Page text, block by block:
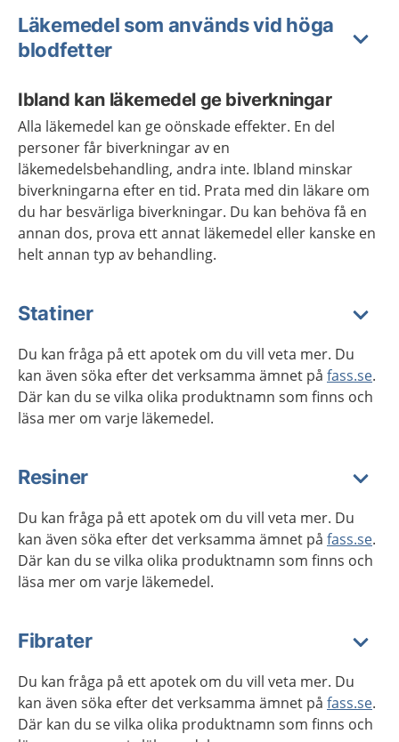
Läkemedel som används vid höga
blodfetter
Ibland kan läkemedel ge biverkningar
Alla läkemedel kan ge oönskade effekter. En del
personer får biverkningar av en
läkemedelsbehandling, andra inte. Ibland minskar
biverkningarna efter en tid. Prata med din läkare om
du har besvärliga biverkningar. Du kan behöva få en
annan dos, prova ett annat läkemedel eller kanske en
helt annan typ av behandling.
Statiner
Du kan fråga på ett apotek om du vill veta mer. Du
kan även söka efter det verksamma ämnet på fass.se.
Där kan du se vilka olika produktnamn som finns och
läsa mer om varje läkemedel.
Resiner
Du kan fråga på ett apotek om du vill veta mer. Du
kan även söka efter det verksamma ämnet på fass.se.
Där kan du se vilka olika produktnamn som finns och
läsa mer om varje läkemedel.
Fibrater
Du kan fråga på ett apotek om du vill veta mer. Du
kan även söka efter det verksamma ämnet på fass.se.
Där kan du se vilka olika produktnamn som finns och